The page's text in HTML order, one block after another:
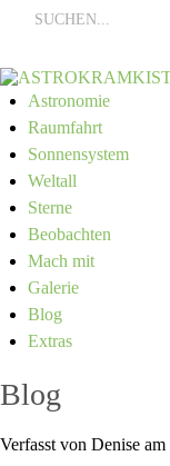
Astronomie
Raumfahrt
Sonnensystem
Weltall
Sterne
Beobachten
Mach mit
Galerie
Blog
Extras
Blog
Verfasst von Denise am